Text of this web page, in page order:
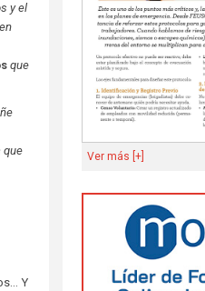
y el
que
que
Y
Ver más [+]